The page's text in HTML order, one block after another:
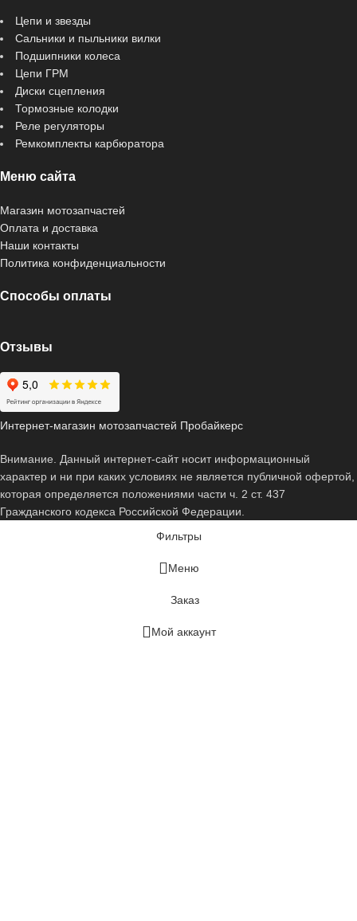
Цепи и звезды
Сальники и пыльники вилки
Подшипники колеса
Цепи ГРМ
Диски сцепления
Тормозные колодки
Реле регуляторы
Ремкомплекты карбюратора
Меню сайта
Магазин мотозапчастей
Оплата и доставка
Наши контакты
Политика конфиденциальности
Способы оплаты
Отзывы
Интернет-магазин мотозапчастей Пробайкерс
Внимание. Данный интернет-сайт носит информационный
характер и ни при каких условиях не является публичной офертой,
которая определяется положениями части ч. 2 ст. 437
Гражданского кодекса Российской Федерации.
Фильтры
Меню
Заказ
Мой аккаунт